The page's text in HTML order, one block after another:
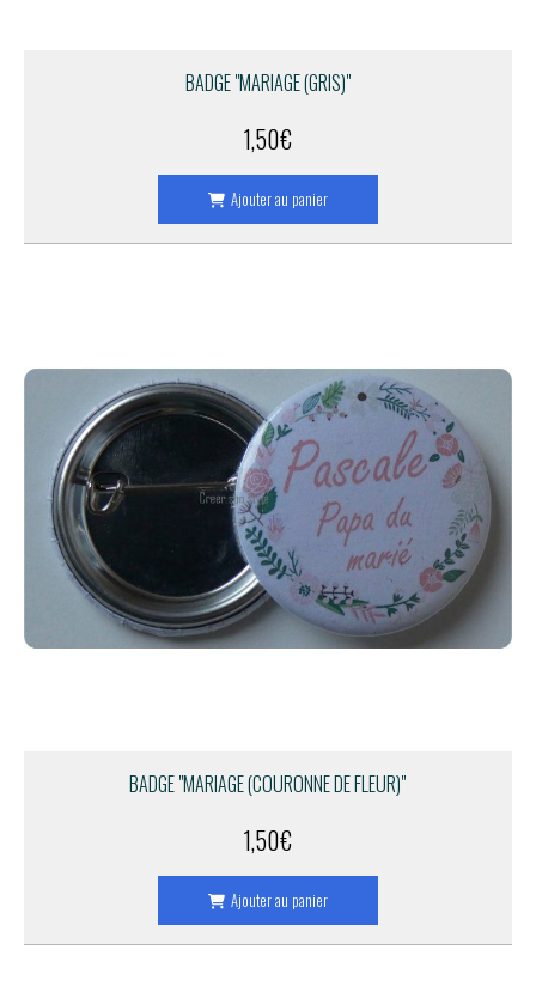
BADGE "MARIAGE (GRIS)"
1,50€
Ajouter au panier
BADGE "MARIAGE (COURONNE DE FLEUR)"
1,50€
Ajouter au panier